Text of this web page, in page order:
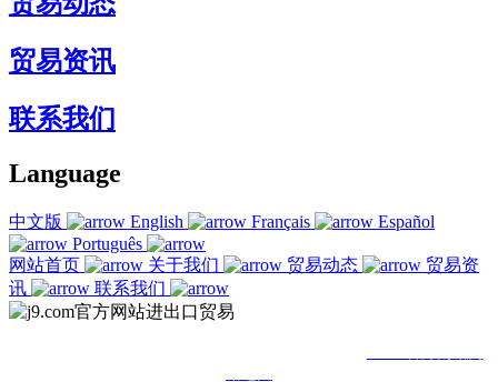
贸易资讯
联系我们
Language
中文版 English Français
Español
Português
网站首页
关于我们 贸易动态
贸易资
讯
联系我们